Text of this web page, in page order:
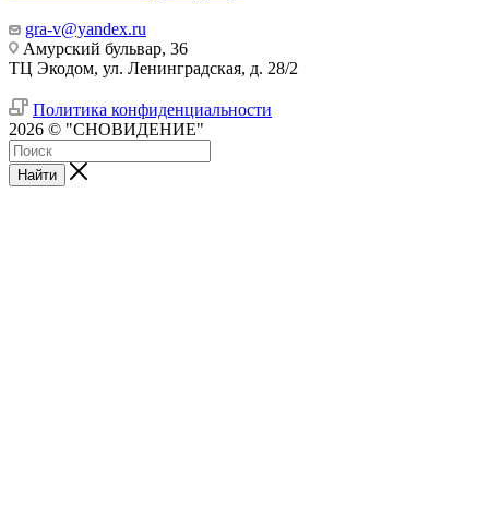
gra-v@yandex.ru
Амурский бульвар, 36
ТЦ Экодом, ул. Ленинградская, д. 28/2
Политика конфиденциальности
2026 © "СНОВИДЕНИЕ"
Найти